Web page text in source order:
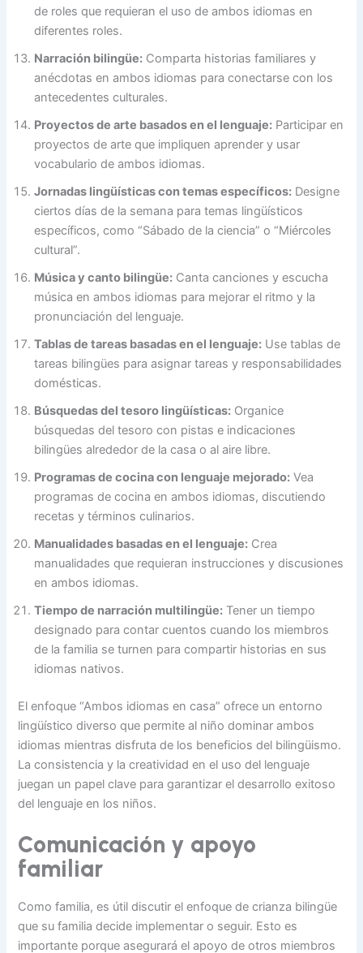
de roles que requieran el uso de ambos idiomas en
diferentes roles.
Narración bilingüe: Comparta historias familiares y
anécdotas en ambos idiomas para conectarse con los
antecedentes culturales.
Proyectos de arte basados en el lenguaje: Participar en
proyectos de arte que impliquen aprender y usar
vocabulario de ambos idiomas.
Jornadas lingüísticas con temas específicos: Designe
ciertos días de la semana para temas lingüísticos
específicos, como “Sábado de la ciencia” o “Miércoles
cultural”.
Música y canto bilingüe: Canta canciones y escucha
música en ambos idiomas para mejorar el ritmo y la
pronunciación del lenguaje.
Tablas de tareas basadas en el lenguaje: Use tablas de
tareas bilingües para asignar tareas y responsabilidades
domésticas.
Búsquedas del tesoro lingüísticas: Organice
búsquedas del tesoro con pistas e indicaciones
bilingües alrededor de la casa o al aire libre.
Programas de cocina con lenguaje mejorado: Vea
programas de cocina en ambos idiomas, discutiendo
recetas y términos culinarios.
Manualidades basadas en el lenguaje: Crea
manualidades que requieran instrucciones y discusiones
en ambos idiomas.
Tiempo de narración multilingüe: Tener un tiempo
designado para contar cuentos cuando los miembros
de la familia se turnen para compartir historias en sus
idiomas nativos.
El enfoque “Ambos idiomas en casa” ofrece un entorno
lingüístico diverso que permite al niño dominar ambos
idiomas mientras disfruta de los beneficios del bilingüismo.
La consistencia y la creatividad en el uso del lenguaje
juegan un papel clave para garantizar el desarrollo exitoso
del lenguaje en los niños.
Comunicación y apoyo
familiar
Como familia, es útil discutir el enfoque de crianza bilingüe
que su familia decide implementar o seguir. Esto es
importante porque asegurará el apoyo de otros miembros